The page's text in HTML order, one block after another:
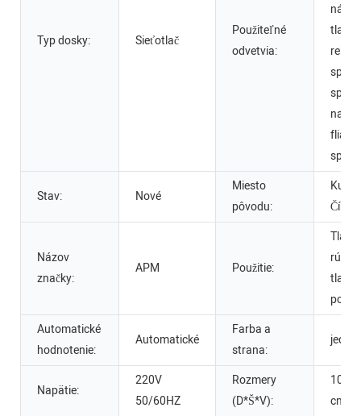
Typ dosky: Sieťotlač
Použiteľné
odvetvia:
na
fliaš,
Stav: Nové
Miesto
pôvodu:
Čína
Názov
značky:
APM Použitie:
rúrky,
Automatické
hodnotenie:
Automatické
Farba a
strana:
Napätie:
220V
50/60HZ
Rozmery
(D*Š*V):
cm